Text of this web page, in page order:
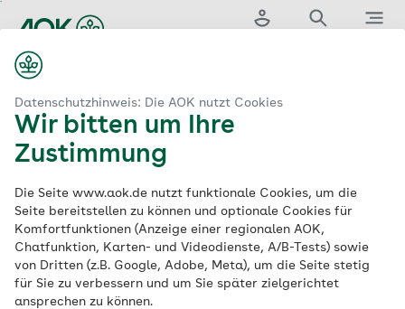
Datenschutzhinweis: Die AOK nutzt Cookies
Wir bitten um Ihre
Zustimmung
Die Seite www.aok.de nutzt funktionale Cookies, um die
Seite bereitstellen zu können und optionale Cookies für
Komfortfunktionen (Anzeige einer regionalen AOK,
Chatfunktion, Karten- und Videodienste, A/B-Tests) sowie
von Dritten (z.B. Google, Adobe, Meta), um die Seite stetig
für Sie zu verbessern und um Sie später zielgerichtet
ansprechen zu können.
Hauptinhalt
springen
Fit für die Schule:
Vor- und
Grundschulkinder
stärken und